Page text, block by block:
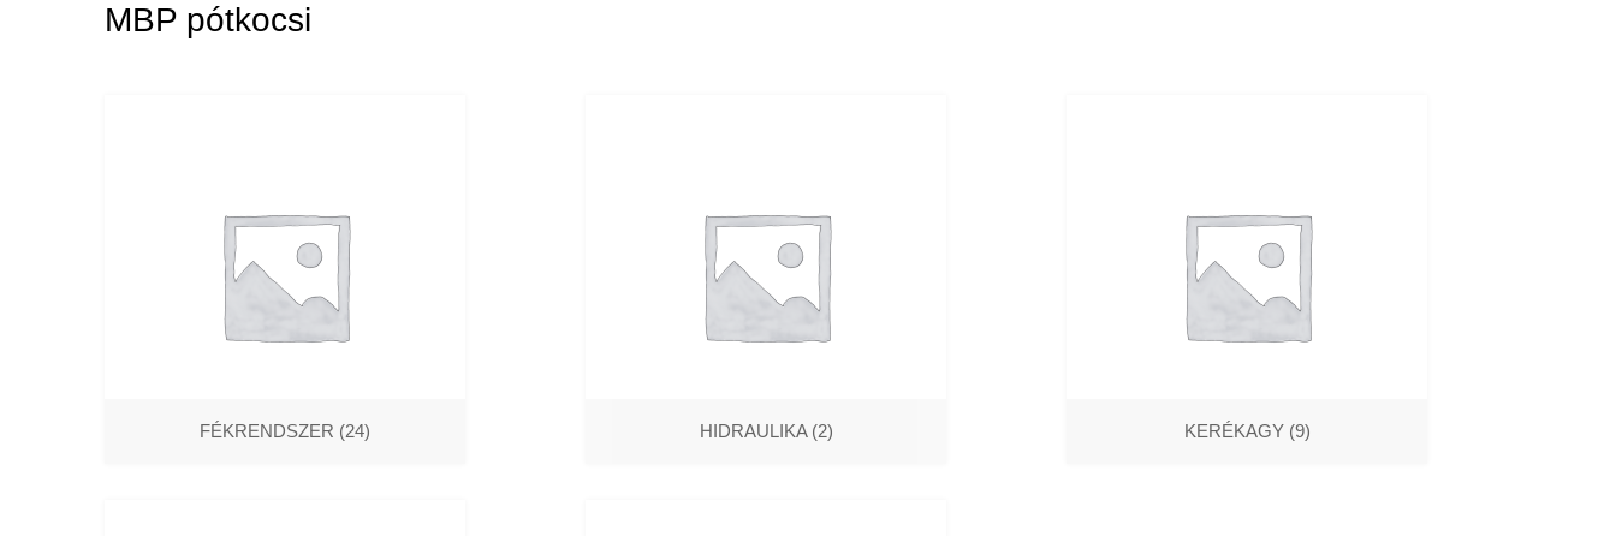
MBP pótkocsi
FÉKRENDSZER (24) HIDRAULIKA (2) KERÉKAGY (9)